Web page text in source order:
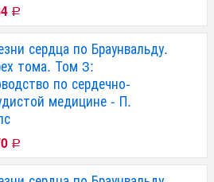
Р
сердца по Браунвальду.
тома. Том 3:
по сердечно-
медицине - П.
Р